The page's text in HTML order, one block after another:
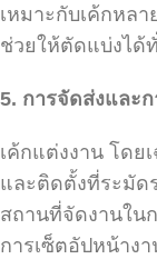
เหมาะกับเค้กหล
ช่วยให้ตัดแบ่งได้
5. การจัดส่งและ
เค้กแต่งงาน โดย
และติดตั้งที่ระมัด
สถานที่จัดงานใน
การเซ็ตอัปหน้างา